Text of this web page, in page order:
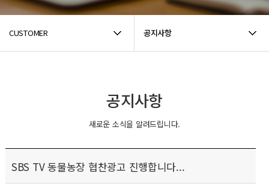
CUSTOMER 공지사항
공지사항
새로운 소식을 알려드립니다.
SBS TV 동물농장 협찬광고 진행합니다...